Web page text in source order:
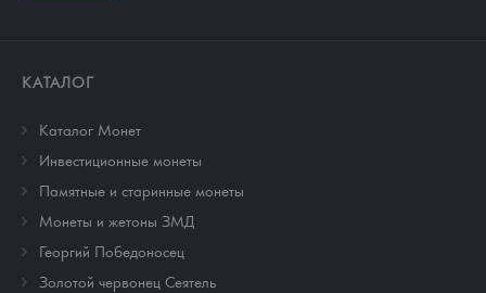
КАТАЛОГ
Каталог Монет
Инвестиционные монеты
Памятные и старинные монеты
Монеты и жетоны ЗМД
Георгий Победоносец
Золотой червонец Сеятель